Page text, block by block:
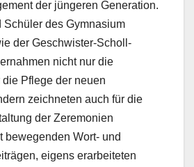
der jüngeren Generation.
Schüler des Gymnasium
der Geschwister-Scholl-
nicht nur die
die Pflege der neuen
zeichneten auch für die
der Zeremonien
bewegenden Wort- und
eigens erarbeiteten